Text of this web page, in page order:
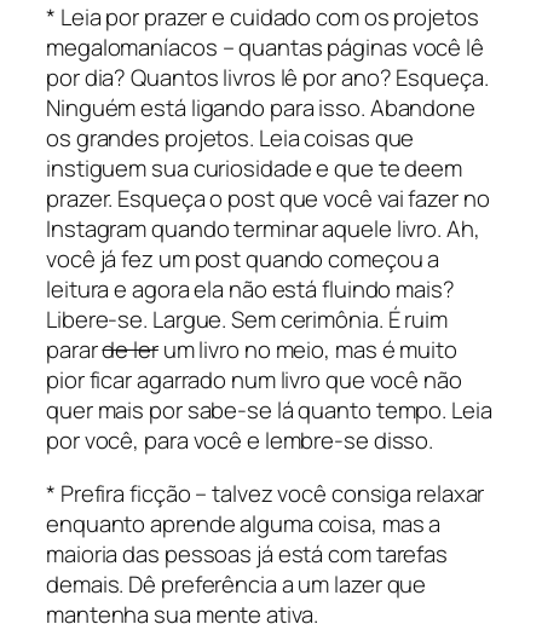
* Leia por prazer e cuidado com os projetos
megalomaníacos – quantas páginas você lê
por dia? Quantos livros lê por ano? Esqueça.
Ninguém está ligando para isso. Abandone
os grandes projetos. Leia coisas que
instiguem sua curiosidade e que te deem
prazer. Esqueça o post que você vai fazer no
Instagram quando terminar aquele livro. Ah,
você já fez um post quando começou a
leitura e agora ela não está fluindo mais?
Libere-se. Largue. Sem cerimônia. É ruim
pararde lerum livro no meio, mas é muito
pior ficar agarrado num livro que você não
quer mais por sabe-se lá quanto tempo. Leia
por você, para você e lembre-se disso.
* Prefira ficção – talvez você consiga relaxar
enquanto aprende alguma coisa, mas a
maioria das pessoas já está com tarefas
demais. Dê preferência a um lazer que
mantenha sua mente ativa.